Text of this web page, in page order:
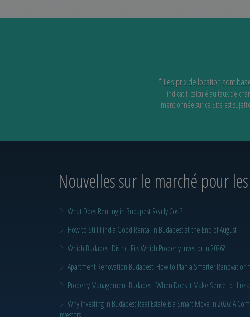
* Les prix de location sont
indicatif, calculé au taux de
mentionnée sur ce Site est
Nouvelles sur le marché pour
What Does Renting in Budapest Really Cost?
How to Still Find a Good Rental in Budapest at the End of August
Which Budapest District Fits Which Property Investor in 2026?
Apartment Renovation Budapest: How to Plan a Smarter Renovation
Property Management Budapest: When Does It Make Sense to Hire a
Why Investing in Budapest Real Estate is a Smart Move in 2026: A